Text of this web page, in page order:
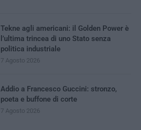
Tekne agli americani: il Golden Power è
l’ultima trincea di uno Stato senza
politica industriale
7 Agosto 2026
Addio a Francesco Guccini: stronzo,
poeta e buffone di corte
7 Agosto 2026